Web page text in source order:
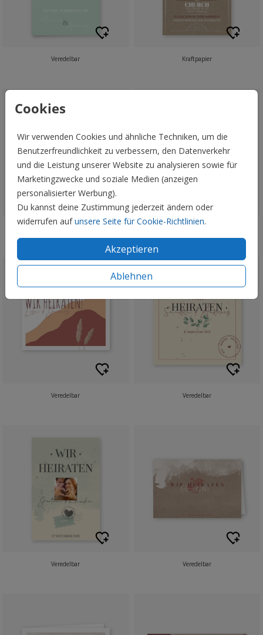
Cookies
Wir verwenden Cookies und ähnliche Techniken, um die
Benutzerfreundlichkeit zu verbessern, den Datenverkehr
und die Leistung unserer Website zu analysieren sowie für
Marketingzwecke und soziale Medien (anzeigen
personalisierter Werbung).
Du kannst deine Zustimmung jederzeit ändern oder
widerrufen aufunsere Seite für Cookie-Richtlinien.
Akzeptieren
Ablehnen
Veredelbar Kraftpapier
Veredelbar Veredelbar
Veredelbar Veredelbar
Veredelbar Veredelbar